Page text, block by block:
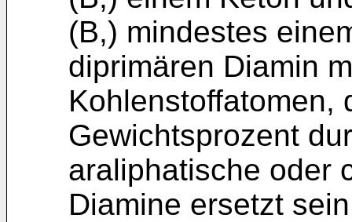
(B,) mindestes
diprimären Diamin
Kohlenstoffatomen,
Gewichtsprozent
araliphatische oder
Diamine ersetzt